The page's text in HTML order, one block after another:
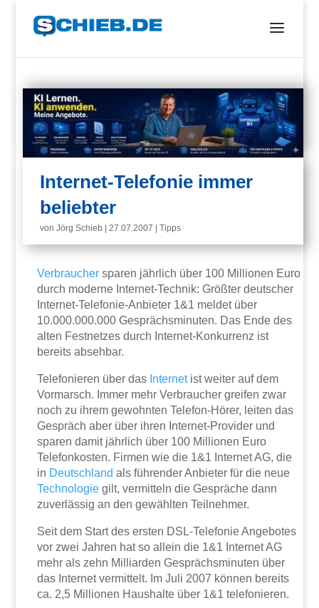
Internet-Telefonie immer
beliebter
vonJörg Schieb |27.07.2007 |Tipps
Verbraucher sparen jährlich über 100 Millionen Euro
durch moderne Internet-Technik: Größter deutscher
Internet-Telefonie-Anbieter 1&1 meldet über
10.000.000.000 Gesprächsminuten. Das Ende des
alten Festnetzes durch Internet-Konkurrenz ist
bereits absehbar.
Telefonieren über das Internetist weiter auf dem
Vormarsch. Immer mehr Verbraucher greifen zwar
noch zu ihrem gewohnten Telefon-Hörer, leiten das
Gespräch aber über ihren Internet-Provider und
sparen damit jährlich über 100 Millionen Euro
Telefonkosten. Firmen wie die 1&1 Internet AG, die
in Deutschland als führender Anbieter für die neue
Technologie gilt, vermitteln die Gespräche dann
zuverlässig an den gewählten Teilnehmer.
Seit dem Start des ersten DSL-Telefonie Angebotes
vor zwei Jahren hat so allein die 1&1 Internet AG
mehr als zehn Milliarden Gesprächsminuten über
das Internet vermittelt. Im Juli 2007 können bereits
ca. 2,5 Millionen Haushalte über 1&1 telefonieren.